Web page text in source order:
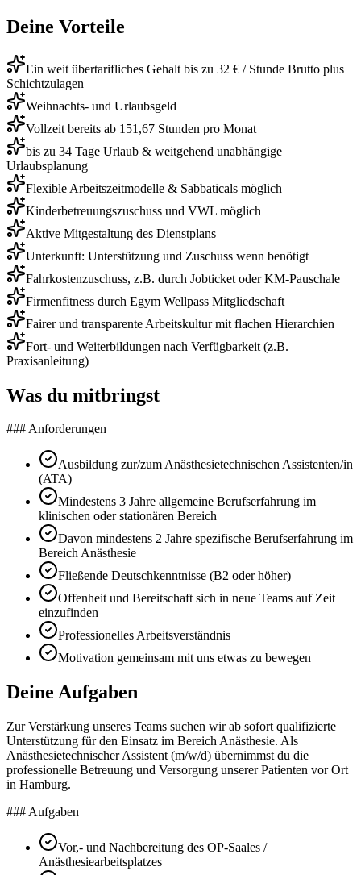
Deine Vorteile
Ein weit übertarifliches Gehalt bis zu 32 € / Stunde Brutto plus
Schichtzulagen
Weihnachts- und Urlaubsgeld
Vollzeit bereits ab 151,67 Stunden pro Monat
bis zu 34 Tage Urlaub & weitgehend unabhängige
Urlaubsplanung
Flexible Arbeitszeitmodelle & Sabbaticals möglich
Kinderbetreuungszuschuss und VWL möglich
Aktive Mitgestaltung des Dienstplans
Unterkunft: Unterstützung und Zuschuss wenn benötigt
Fahrkostenzuschuss, z.B. durch Jobticket oder KM-Pauschale
Firmenfitness durch Egym Wellpass Mitgliedschaft
Fairer und transparente Arbeitskultur mit flachen Hierarchien
Fort- und Weiterbildungen nach Verfügbarkeit (z.B.
Praxisanleitung)
Was du mitbringst
### Anforderungen
Ausbildung zur/zum Anästhesietechnischen Assistenten/in
(ATA)
Mindestens 3 Jahre allgemeine Berufserfahrung im
klinischen oder stationären Bereich
Davon mindestens 2 Jahre spezifische Berufserfahrung im
Bereich Anästhesie
Fließende Deutschkenntnisse (B2 oder höher)
Offenheit und Bereitschaft sich in neue Teams auf Zeit
einzufinden
Professionelles Arbeitsverständnis
Motivation gemeinsam mit uns etwas zu bewegen
Deine Aufgaben
Zur Verstärkung unseres Teams suchen wir ab sofort qualifizierte
Unterstützung für den Einsatz im Bereich Anästhesie. Als
Anästhesietechnischer Assistent (m/w/d) übernimmst du die
professionelle Betreuung und Versorgung unserer Patienten vor Ort
in Hamburg.
### Aufgaben
Vor,- und Nachbereitung des OP-Saales /
Anästhesiearbeitsplatzes